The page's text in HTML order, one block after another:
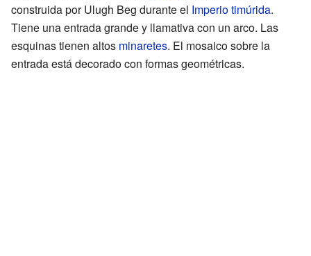
construida por Ulugh Beg durante el Imperio timúrida.
Tiene una entrada grande y llamativa con un arco. Las
esquinas tienen altos minaretes. El mosaico sobre la
entrada está decorado con formas geométricas.